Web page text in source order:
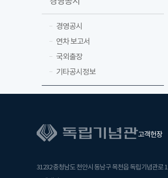
경영공시
연차 보고서
국외출장
기타공시정보
고객헌장
31232 충청남도 천안시 동남구 목천읍 독립기념관로 1